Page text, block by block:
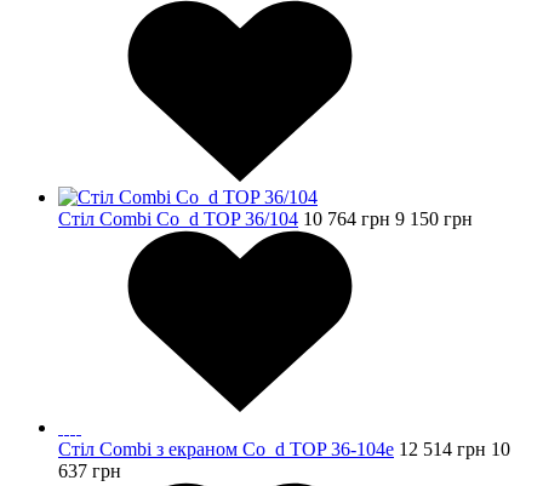
Стіл Combi Co_d TOP 36/104 10 764 грн 9 150 грн
Стіл Combi з екраном Co_d TOP 36-104e 12 514 грн 10
637 грн